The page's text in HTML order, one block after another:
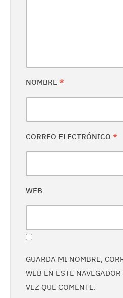
NOMBRE *
CORREO ELECTRÓNICO *
WEB
GUARDA MI NOMBRE,
WEB EN ESTE
VEZ QUE COMENTE.